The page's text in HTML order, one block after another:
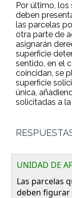
Por último,
deben
las parcelas
otra parte de
asignarán
superficie
sentido, en el
coincidan, se
superficie
única,
solicitadas a la
UNIDAD DE
Las parcelas
deben figurar